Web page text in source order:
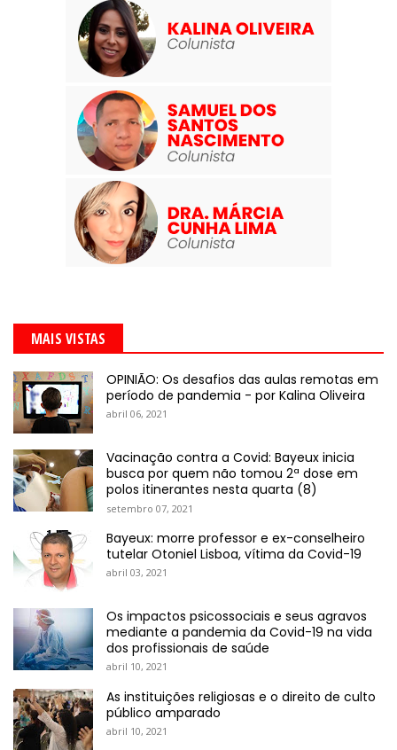
MAIS VISTAS
OPINIÃO: Os desafios das aulas remotas em
período de pandemia - por Kalina Oliveira
abril 06, 2021
Vacinação contra a Covid: Bayeux inicia
busca por quem não tomou 2ª dose em
polos itinerantes nesta quarta (8)
setembro 07, 2021
Bayeux: morre professor e ex-conselheiro
tutelar Otoniel Lisboa, vítima da Covid-19
abril 03, 2021
Os impactos psicossociais e seus agravos
mediante a pandemia da Covid-19 na vida
dos profissionais de saúde
abril 10, 2021
As instituições religiosas e o direito de culto
público amparado
abril 10, 2021